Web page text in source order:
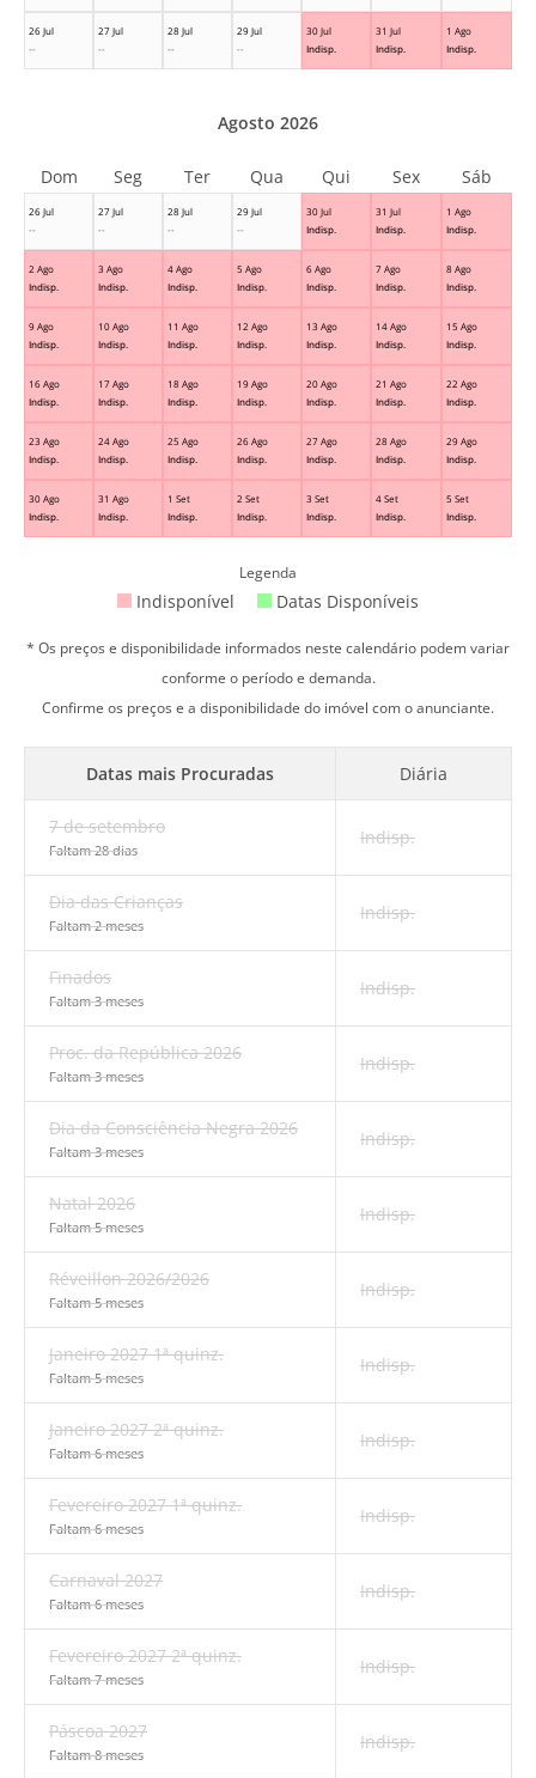
26 Jul
--
27 Jul
--
28 Jul
--
29 Jul
--
30 Jul
Indisp.
31 Jul
Indisp.
1 Ago
Indisp.
26 Jul
--
27 Jul
--
28 Jul
--
29 Jul
--
30 Jul
Indisp.
31 Jul
Indisp.
1 Ago
Indisp.
2 Ago
Indisp.
3 Ago
Indisp.
4 Ago
Indisp.
5 Ago
Indisp.
6 Ago
Indisp.
7 Ago
Indisp.
8 Ago
Indisp.
9 Ago
Indisp.
10 Ago
Indisp.
11 Ago
Indisp.
12 Ago
Indisp.
13 Ago
Indisp.
14 Ago
Indisp.
15 Ago
Indisp.
16 Ago
Indisp.
17 Ago
Indisp.
18 Ago
Indisp.
19 Ago
Indisp.
20 Ago
Indisp.
21 Ago
Indisp.
22 Ago
Indisp.
23 Ago
Indisp.
24 Ago
Indisp.
25 Ago
Indisp.
26 Ago
Indisp.
27 Ago
Indisp.
28 Ago
Indisp.
29 Ago
Indisp.
30 Ago
Indisp.
31 Ago
Indisp.
1 Set
Indisp.
2 Set
Indisp.
3 Set
Indisp.
4 Set
Indisp.
5 Set
Indisp.
Agosto 2026
Dom Seg Ter Qua Qui Sex Sáb
Legenda
Indisponível Datas Disponíveis
* Os preços e disponibilidade informados neste calendário podem variar
conforme o período e demanda.
Confirme os preços e a disponibilidade do imóvel com o anunciante.
Datas mais Procuradas Diária
7 de setembro
Faltam 28 dias
Indisp.
Dia das Crianças
Faltam 2 meses
Indisp.
Finados
Faltam 3 meses
Indisp.
Proc. da República 2026
Faltam 3 meses
Indisp.
Dia da Consciência Negra 2026
Faltam 3 meses
Indisp.
Natal 2026
Faltam 5 meses
Indisp.
Réveillon 2026/2026
Faltam 5 meses
Indisp.
Janeiro 2027 1ª quinz.
Faltam 5 meses
Indisp.
Janeiro 2027 2ª quinz.
Faltam 6 meses
Indisp.
Fevereiro 2027 1ª quinz.
Faltam 6 meses
Indisp.
Carnaval 2027
Faltam 6 meses
Indisp.
Fevereiro 2027 2ª quinz.
Faltam 7 meses
Indisp.
Páscoa 2027
Faltam 8 meses
Indisp.